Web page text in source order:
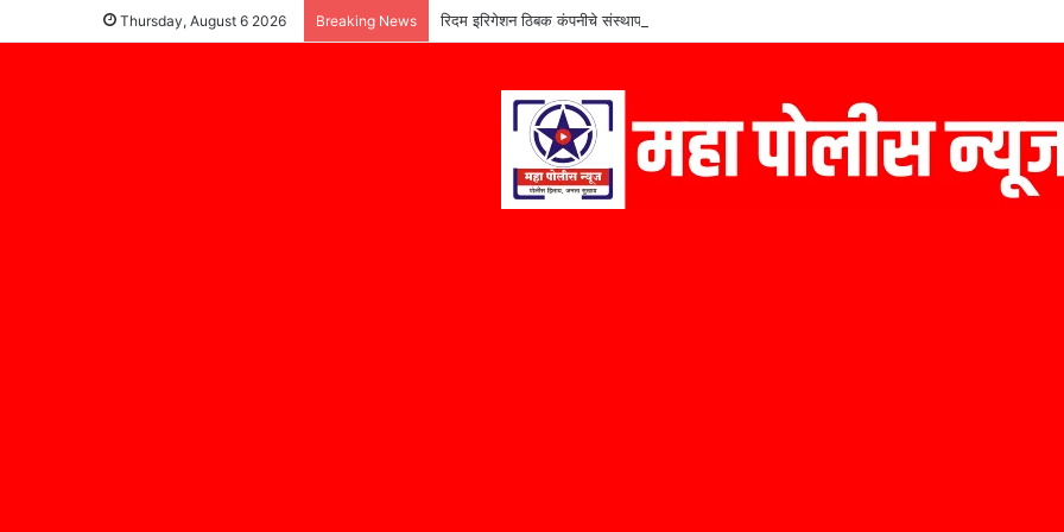
Thursday, August 6 2026 Breaking News रिदम इरिगेशन ठिबक कंपनीचे संस्थापक कैलास निळे यांचा ‘मराठी उद्योजक पुरस्कार